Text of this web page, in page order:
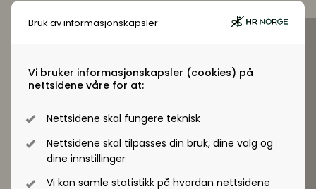
Bruk av informasjonskapsler
Vi bruker informasjonskapsler (cookies) på
nettsidene våre for at:
Nettsidene skal fungere teknisk
Nettsidene skal tilpasses din bruk, dine valg og
dine innstillinger
Vi kan samle statistikk på hvordan nettsidene
legges opp slik at arbeidsgiver både tilrettelegger
for at arbeidstaker lykkes og samtidig sikrer
eventuell oppsigelse?
Personaloppfølgning og ledelse ved
Med
Thomas Braut Svendsen, advokat og partner i
SBDL